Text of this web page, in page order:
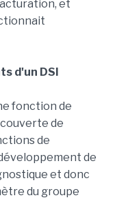
et
d'un DSI
fonction de
de
de
de
et donc
du groupe